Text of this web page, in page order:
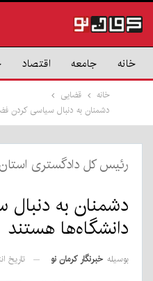
خانه جامعه اقتصاد
خانه
قضایی
دشمنان به دنبال سیاسی کردن
رئیس کل دادگستری
دشمنان به
دانشگاه‌ها هستند
بوسیله خبرنگار کرمان نو تاریخ